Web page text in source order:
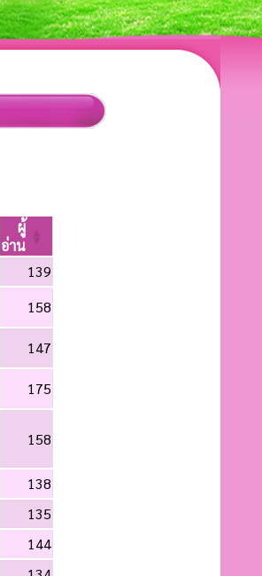
ผู้
อ่าน
139
158
147
175
158
138
135
144